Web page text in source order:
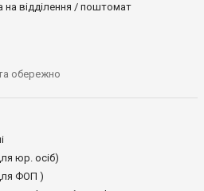
відділення / поштомат
обережно
юр. осіб)
ФОП )